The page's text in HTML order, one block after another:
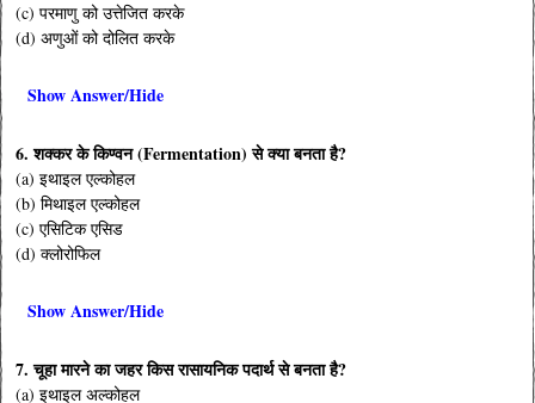
(c) परमाणु को उत्तेजित करके
(d) अणुओं को दोलित करके
Show Answer/Hide
6. शक्कर के किण्वन (Fermentation) से क्या बनता है?
(a) इथाइल एल्कोहल
(b) मिथाइल एल्कोहल
(c) एसिटिक एसिड
(d) क्लोरोफिल
Show Answer/Hide
7. चूहा मारने का जहर किस रासायनिक पदार्थ से बनता है?
(a) इथाइल अल्कोहल